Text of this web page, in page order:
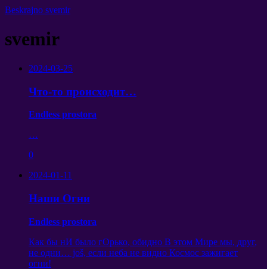
Beskrajno svemir
svemir
2024-03-25
Что-то происходит…
Endless prostora
…
0
2024-01-11
Наши Огни
Endless prostora
Как бы нИ было гОрько, обидно В этом Мире мы, друг,
не одни… još, если неба не видно Космос зажигает
огни!